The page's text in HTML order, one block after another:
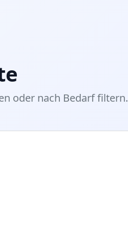
oder nach Bedarf filtern.